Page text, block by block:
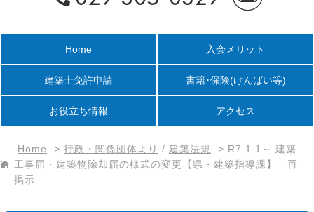
Home 入会メリット
建築士免許申請 書籍･保険(けんばい等)
お役立ち情報 アクセス
Home > 行政・関係団体より / 建築法規 > R7.1.1～ 建築
工事届・建築物除却届の様式の変更【県・建築指導課】 再
掲示